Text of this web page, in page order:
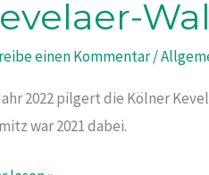
einen Kommentar/
2022 pilgert die Kölner
war 2021 dabei.